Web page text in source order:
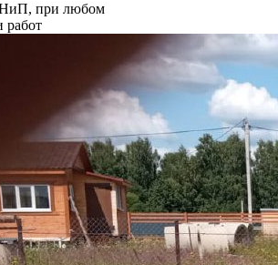
при любом
работ